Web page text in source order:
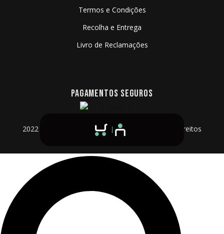
Termos e Condições
Recolha e Entrega
Livro de Reclamações
PAGAMENTOS SEGUROS
2022 - 2026 © Algarve Film Rentals - Todos os Direitos
Reservados